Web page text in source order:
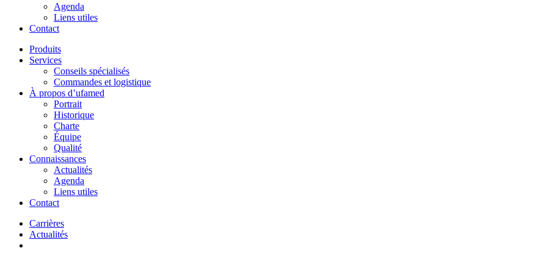
Agenda
Liens utiles
Contact
Produits
Services
Conseils spécialisés
Commandes et logistique
À propos d’ufamed
Portrait
Historique
Charte
Équipe
Qualité
Connaissances
Actualités
Agenda
Liens utiles
Contact
Carrières
Actualités